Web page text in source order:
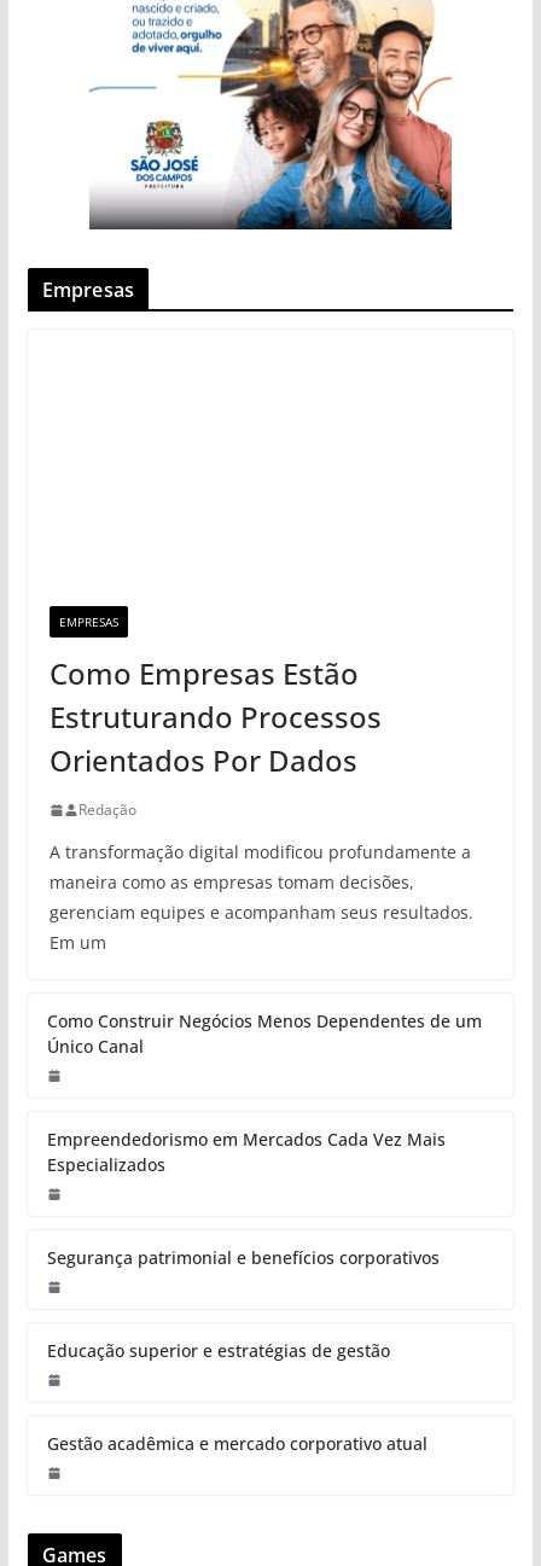
Empresas
EMPRESAS
Como Empresas Estão
Estruturando Processos
Orientados Por Dados
Redação
A transformação digital modificou profundamente a
maneira como as empresas tomam decisões,
gerenciam equipes e acompanham seus resultados.
Em um
Como Construir Negócios Menos Dependentes de um
Único Canal
Empreendedorismo em Mercados Cada Vez Mais
Especializados
Segurança patrimonial e benefícios corporativos
Educação superior e estratégias de gestão
Gestão acadêmica e mercado corporativo atual
Games